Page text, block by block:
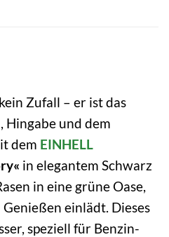
Zufall – er ist das
Hingabe und dem
dem EINHELL
in elegantem Schwarz
in eine grüne Oase,
einlädt. Dieses
speziell für Benzin-